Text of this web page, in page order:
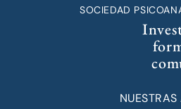
SOCIEDAD